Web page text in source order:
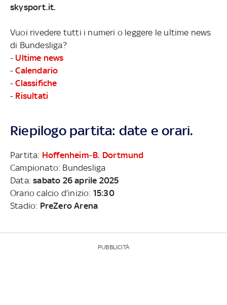
skysport.it.
Vuoi rivedere tutti i numeri o leggere le ultime news
di Bundesliga?
- Ultime news
-Calendario
-Classifiche
- Risultati
Riepilogo partita: date e orari.
Partita: Hoffenheim–B. Dortmund
Campionato: Bundesliga
Data:sabato 26 aprile 2025
Orario calcio d’inizio: 15:30
Stadio: PreZero Arena
PUBBLICITÀ